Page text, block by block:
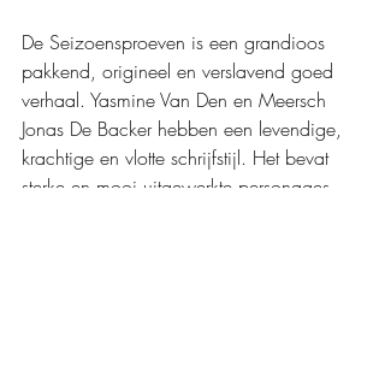
De Seizoensproeven is een grandioos
pakkend, origineel en verslavend goed
verhaal. Yasmine Van Den en Meersch
Jonas De Backer hebben een levendige,
krachtige en vlotte schrijfstijl. Het bevat
sterke en mooi uitgewerkte personages,